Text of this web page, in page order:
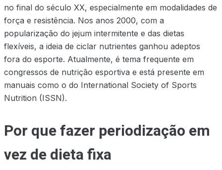
no final do século XX, especialmente em modalidades de
força e resistência. Nos anos 2000, com a
popularização do jejum intermitente e das dietas
flexíveis, a ideia de ciclar nutrientes ganhou adeptos
fora do esporte. Atualmente, é tema frequente em
congressos de nutrição esportiva e está presente em
manuais como o do International Society of Sports
Nutrition (ISSN).
Por que fazer periodização em
vez de dieta fixa